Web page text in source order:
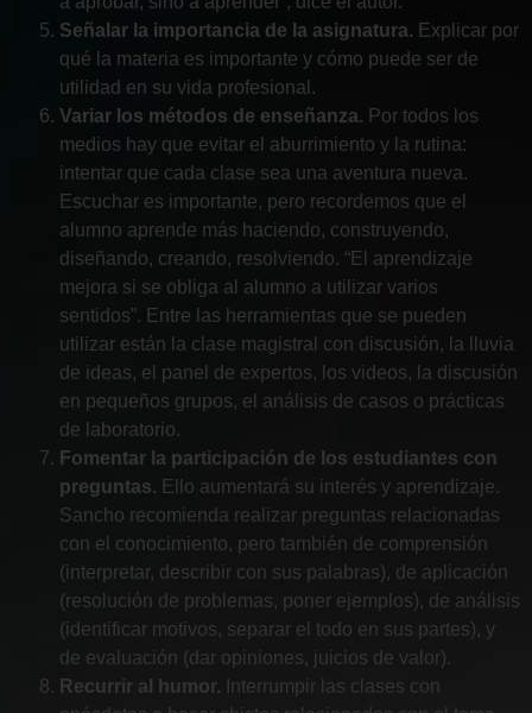
Señalar la importancia de la asignatura. Explicar por
qué la materia es importante y cómo puede ser de
utilidad en su vida profesional.
Variar los métodos de enseñanza. Por todos los
medios hay que evitar el aburrimiento y la rutina:
intentar que cada clase sea una aventura nueva.
Escuchar es importante, pero recordemos que el
alumno aprende más haciendo, construyendo,
diseñando, creando, resolviendo. “El aprendizaje
mejora si se obliga al alumno a utilizar varios
sentidos”. Entre las herramientas que se pueden
utilizar están la clase magistral con discusión, la lluvia
de ideas, el panel de expertos, los videos, la discusión
en pequeños grupos, el análisis de casos o prácticas
de laboratorio.
Fomentar la participación de los estudiantes con
preguntas. Ello aumentará su interés y aprendizaje.
Sancho recomienda realizar preguntas relacionadas
con el conocimiento, pero también de comprensión
(interpretar, describir con sus palabras), de aplicación
(resolución de problemas, poner ejemplos), de análisis
(identificar motivos, separar el todo en sus partes), y
de evaluación (dar opiniones, juicios de valor).
Recurrir al humor. Interrumpir las clases con